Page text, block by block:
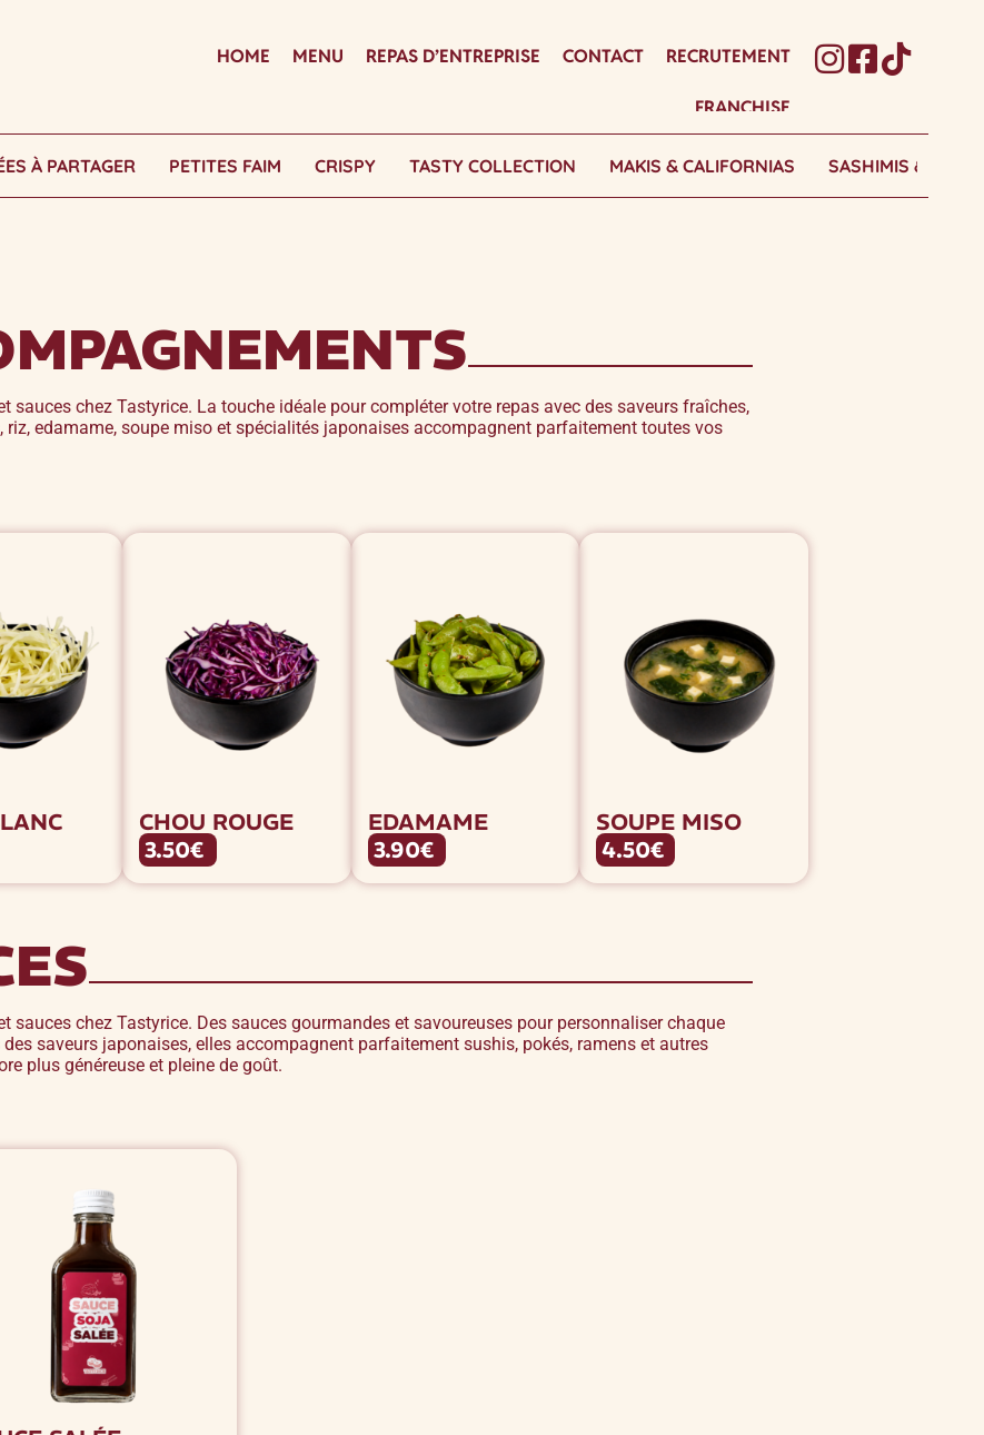
HOME MENU REPAS D’ENTREPRISE CONTACT RECRUTEMENT
FRANCHISE
À PARTAGER PETITES FAIM CRISPY TASTY COLLECTION MAKIS & CALIFORNIAS SASHIMIS &
sauces chez Tastyrice. La touche idéale pour compléter votre repas avec des saveurs fraîches,
riz, edamame, soupe miso et spécialités japonaises accompagnent parfaitement toutes vos
CHOU ROUGE
3.50€
EDAMAME
3.90€
SOUPE MISO
4.50€
sauces chez Tastyrice. Des sauces gourmandes et savoureuses pour personnaliser chaque
saveurs japonaises, elles accompagnent parfaitement sushis, pokés, ramens et autres
plus généreuse et pleine de goût.